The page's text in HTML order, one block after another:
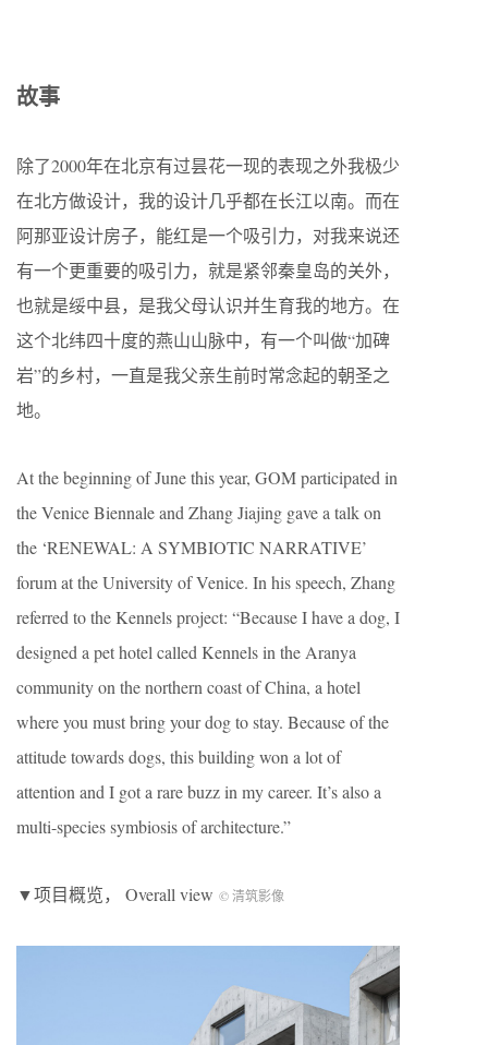
故事
除了2000年在北京有过昙花一现的表现之外我极少
在北方做设计，我的设计几乎都在长江以南。而在
阿那亚设计房子，能红是一个吸引力，对我来说还
有一个更重要的吸引力，就是紧邻秦皇岛的关外，
也就是绥中县，是我父母认识并生育我的地方。在
这个北纬四十度的燕山山脉中，有一个叫做“加碑
岩”的乡村，一直是我父亲生前时常念起的朝圣之
地。
At the beginning of June this year, GOM participated in
the Venice Biennale and Zhang Jiajing gave a talk on
the ‘RENEWAL: A SYMBIOTIC NARRATIVE’
forum at the University of Venice. In his speech, Zhang
referred to the Kennels project: “Because I have a dog, I
designed a pet hotel called Kennels in the Aranya
community on the northern coast of China, a hotel
where you must bring your dog to stay. Because of the
attitude towards dogs, this building won a lot of
attention and I got a rare buzz in my career. It’s also a
multi-species symbiosis of architecture.”
▼项目概览， Overall view © 清筑影像